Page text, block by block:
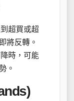
超買或超
將反轉。
時，可能
。